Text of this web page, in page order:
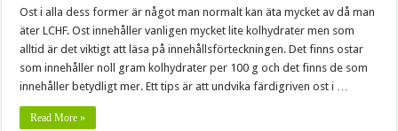
Ost i alla dess former är något man normalt kan äta mycket av då man
äter LCHF. Ost innehåller vanligen mycket lite kolhydrater men som
alltid är det viktigt att läsa på innehållsförteckningen. Det finns ostar
som innehåller noll gram kolhydrater per 100 g och det finns de som
innehåller betydligt mer. Ett tips är att undvika färdigriven ost i …
Read More »